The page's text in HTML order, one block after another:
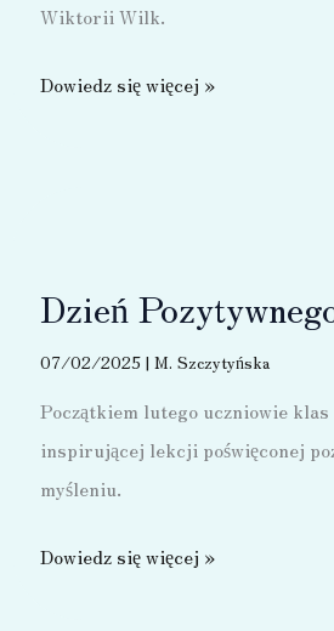
Wiktorii Wilk.
Podziękowanie
Dowiedz się więcej »
Dzień
07/02/2025 | M. Szczytyńska
Początkiem lutego uczniowie
inspirującej lekcji poświęconej
myśleniu.
Dzień
Dowiedz się więcej »